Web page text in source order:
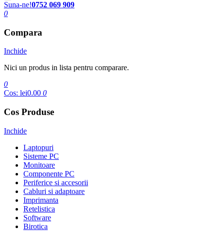
Suna-ne!0752 069 909
0
Compara
Inchide
Nici un produs in lista pentru comparare.
0
Cos: lei0.00 0
Cos Produse
Inchide
Laptopuri
Sisteme PC
Monitoare
Componente PC
Periferice si accesorii
Cabluri si adaptoare
Imprimanta
Retelistica
Software
Birotica